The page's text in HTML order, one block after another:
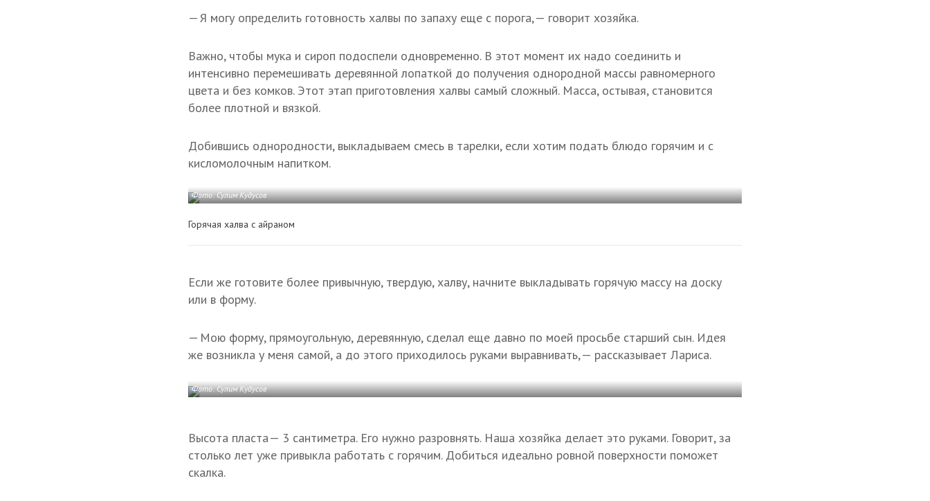
— Я могу определить готовность халвы по запаху еще с порога, — говорит хозяйка.
Важно, чтобы мука и сироп подоспели одновременно. В этот момент их надо соединить и
интенсивно перемешивать деревянной лопаткой до получения однородной массы равномерного
цвета и без комков. Этот этап приготовления халвы самый сложный. Масса, остывая, становится
более плотной и вязкой.
Добившись однородности, выкладываем смесь в тарелки, если хотим подать блюдо горячим и с
кисломолочным напитком.
Фото: Сулим Кудусов
Горячая халва с айраном
Если же готовите более привычную, твердую, халву, начните выкладывать горячую массу на доску
или в форму.
— Мою форму, прямоугольную, деревянную, сделал еще давно по моей просьбе старший сын. Идея
же возникла у меня самой, а до этого приходилось руками выравнивать, — рассказывает Лариса.
Фото: Сулим Кудусов
Высота пласта — 3 сантиметра. Его нужно разровнять. Наша хозяйка делает это руками. Говорит, за
столько лет уже привыкла работать с горячим. Добиться идеально ровной поверхности поможет
скалка.